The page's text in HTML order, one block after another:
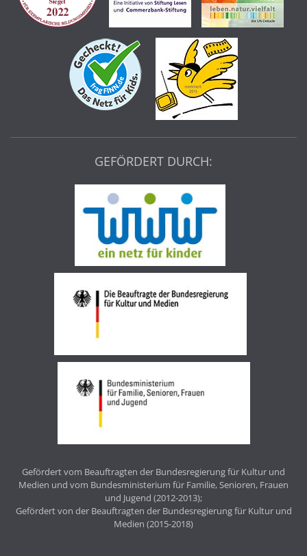
GEFÖRDERT DURCH:
Gefördert vom Beauftragten der Bundesregierung für Kultur und
Medien und vom Bundesministerium für Familie, Senioren, Frauen
und Jugend (2012-2013);
Gefördert von der Beauftragten der Bundesregierung für Kultur und
Medien (2015-2018)